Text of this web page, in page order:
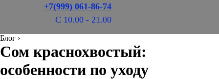
+7(999) 061-86-74
С 10.00 - 21.00
Блог ›
Сом краснохвостый:
особенности по уходу